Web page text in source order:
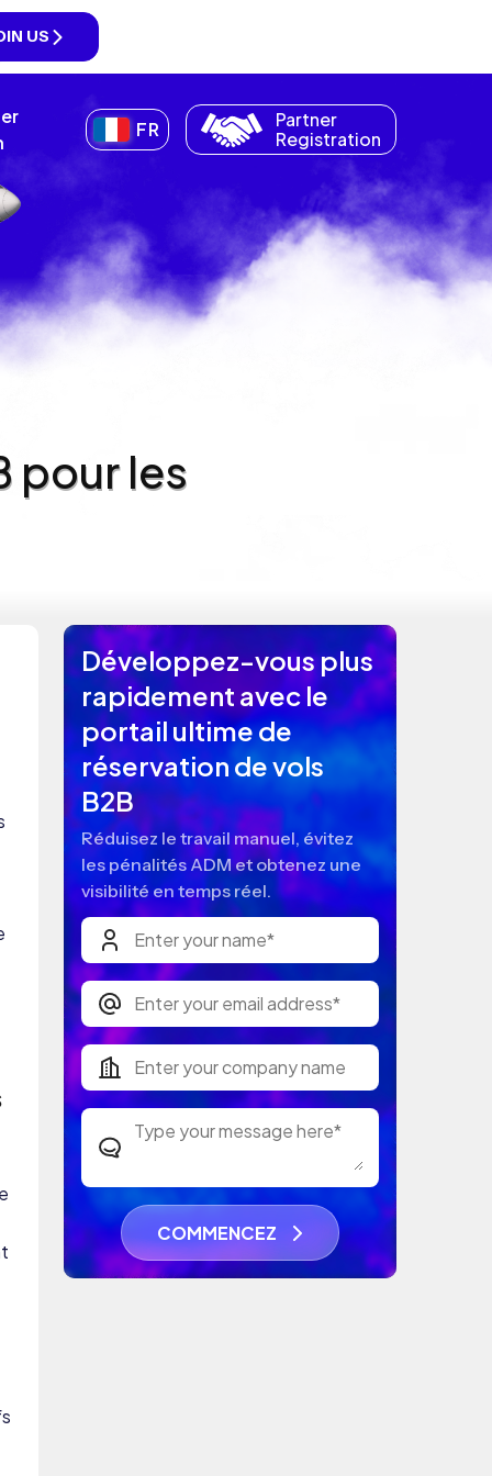
US
FR
Partner
Registration
pour les
Développez-vous plus
rapidement avec le
portail ultime de
réservation de vols
B2B
Réduisez le travail manuel, évitez
les pénalités ADM et obtenez une
visibilité en temps réel.
COMMENCEZ